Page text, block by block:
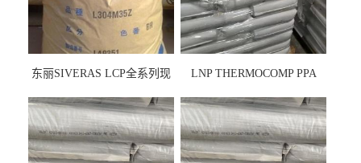
东丽SIVERAS LCP全系列现
LNP THERMOCOMP PPA